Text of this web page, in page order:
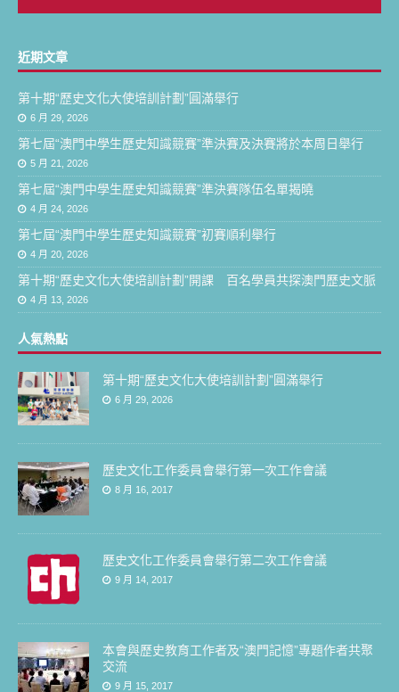
近期文章
第十期“歷史文化大使培訓計劃”圓滿舉行
6 月 29, 2026
第七屆“澳門中學生歷史知識競賽”準決賽及決賽將於本周日舉行
5 月 21, 2026
第七屆“澳門中學生歷史知識競賽”準決賽隊伍名單揭曉
4 月 24, 2026
第七屆“澳門中學生歷史知識競賽”初賽順利舉行
4 月 20, 2026
第十期“歷史文化大使培訓計劃”開課 百名學員共探澳門歷史文脈
4 月 13, 2026
人氣熱點
第十期“歷史文化大使培訓計劃”圓滿舉行
6 月 29, 2026
歷史文化工作委員會舉行第一次工作會議
8 月 16, 2017
歷史文化工作委員會舉行第二次工作會議
9 月 14, 2017
本會與歷史教育工作者及“澳門記憶”專題作者共聚
交流
9 月 15, 2017